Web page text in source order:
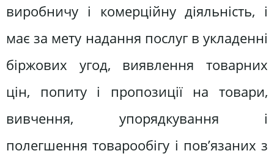
виробничу і комерційну діяльність, і
має за мету надання послуг в укладенні
біржових угод, виявлення товарних
цін, попиту і пропозиції на товари,
вивчення, упорядкування і
полегшення товарообігу і пов’язаних з